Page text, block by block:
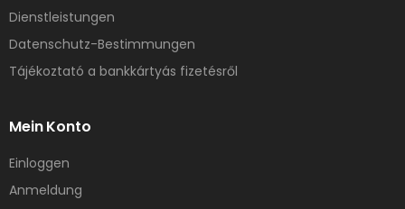
Dienstleistungen
Datenschutz-Bestimmungen
Tájékoztató a bankkártyás fizetésről
Mein Konto
Einloggen
Anmeldung